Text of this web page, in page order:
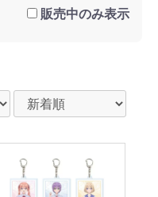
販売中のみ表示